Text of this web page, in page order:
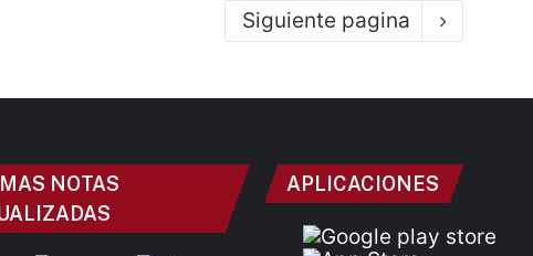
Siguiente pagina
NOTAS
APLICACIONES